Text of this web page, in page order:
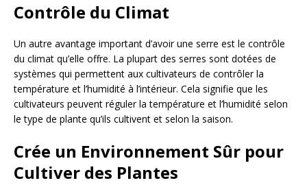
Contrôle du Climat
Un autre avantage important d’avoir une serre est le contrôle
du climat qu’elle offre. La plupart des serres sont dotées de
systèmes qui permettent aux cultivateurs de contrôler la
température et l’humidité à l’intérieur. Cela signifie que les
cultivateurs peuvent réguler la température et l’humidité selon
le type de plante qu’ils cultivent et selon la saison.
Crée un Environnement Sûr pour
Cultiver des Plantes